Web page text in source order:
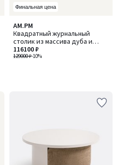
Финальная цена
AM.PM
Квадратный журнальный
столик из массива дуба и
шпона, 2 выдвижных ящика,
SANARA / САНАРА
129000 ₽-10%
116100 ₽